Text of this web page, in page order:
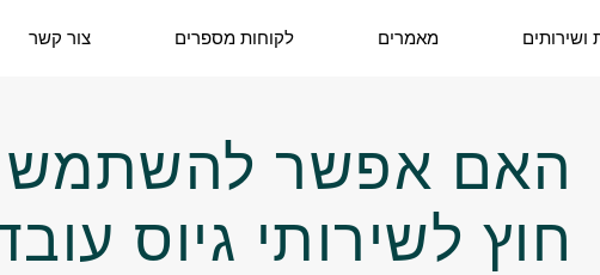
ושירותים מאמרים לקוחות מספרים צור קשר
האם אפשר להשתמש
חוץ לשירותי גיוס